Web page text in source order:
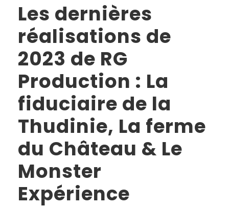
Les dernières
réalisations de
2023 de RG
Production : La
fiduciaire de la
Thudinie, La ferme
du Château & Le
Monster
Expérience